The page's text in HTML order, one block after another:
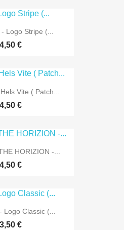
Logo Stripe (...
4,50 €
Vite ( Patch...
4,50 €
HORIZION -...
4,50 €
Logo Classic (...
3,50 €